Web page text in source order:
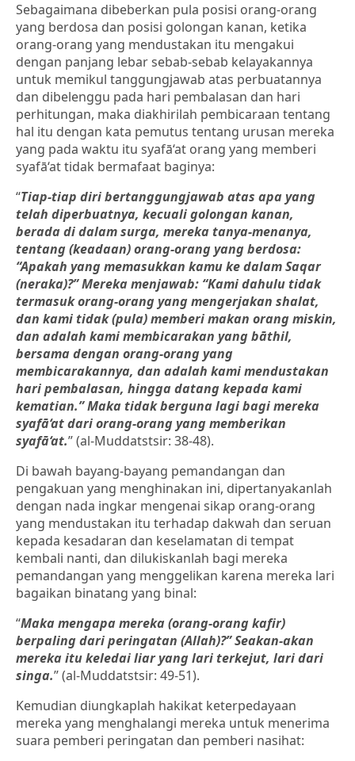
Sebagaimana dibeberkan pula posisi orang-orang
yang berdosa dan posisi golongan kanan, ketika
orang-orang yang mendustakan itu mengakui
dengan panjang lebar sebab-sebab kelayakannya
untuk memikul tanggungjawab atas perbuatannya
dan dibelenggu pada hari pembalasan dan hari
perhitungan, maka diakhirilah pembicaraan tentang
hal itu dengan kata pemutus tentang urusan mereka
yang pada waktu itu syafā‘at orang yang memberi
syafā‘at tidak bermafaat baginya:
“Tiap-tiap diri bertanggungjawab atas apa yang
telah diperbuatnya, kecuali golongan kanan,
berada di dalam surga, mereka tanya-menanya,
tentang (keadaan) orang-orang yang berdosa:
“Apakah yang memasukkan kamu ke dalam Saqar
(neraka)?”Mereka menjawab: “Kami dahulu tidak
termasuk orang-orang yang mengerjakan shalat,
dan kami tidak (pula) memberi makan orang miskin,
dan adalah kami membicarakan yang bāthil,
bersama dengan orang-orang yang
membicarakannya, dan adalah kami mendustakan
hari pembalasan, hingga datang kepada kami
kematian.”Maka tidak berguna lagi bagi mereka
syafā‘at dari orang-orang yang memberikan
syafā‘at.” (al-Muddatstsir: 38-48).
Di bawah bayang-bayang pemandangan dan
pengakuan yang menghinakan ini, dipertanyakanlah
dengan nada ingkar mengenai sikap orang-orang
yang mendustakan itu terhadap dakwah dan seruan
kepada kesadaran dan keselamatan di tempat
kembali nanti, dan dilukiskanlah bagi mereka
pemandangan yang menggelikan karena mereka lari
bagaikan binatang yang binal:
“Maka mengapa mereka (orang-orang kafir)
berpaling dari peringatan (Allah)?” Seakan-akan
mereka itu keledai liar yang lari terkejut, lari dari
singa.” (al-Muddatstsir: 49-51).
Kemudian diungkaplah hakikat keterpedayaan
mereka yang menghalangi mereka untuk menerima
suara pemberi peringatan dan pemberi nasihat: